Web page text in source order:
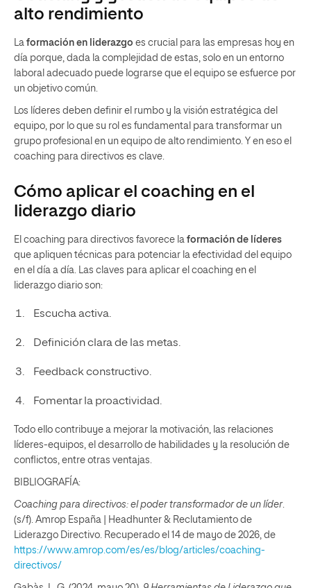
alto rendimiento
La formación en liderazgo es crucial para las empresas hoy en
día porque, dada la complejidad de estas, solo en un entorno
laboral adecuado puede lograrse que el equipo se esfuerce por
un objetivo común.
Los líderes deben definir el rumbo y la visión estratégica del
equipo, por lo que su rol es fundamental para transformar un
grupo profesional en un equipo de alto rendimiento. Y en eso el
coaching para directivos es clave.
Cómo aplicar el coaching en el
liderazgo diario
El coaching para directivos favorece la formación de líderes
que apliquen técnicas para potenciar la efectividad del equipo
en el día a día. Las claves para aplicar el coaching en el
liderazgo diario son:
Escucha activa.
Definición clara de las metas.
Feedback constructivo.
Fomentar la proactividad.
Todo ello contribuye a mejorar la motivación, las relaciones
líderes-equipos, el desarrollo de habilidades y la resolución de
conflictos, entre otras ventajas.
BIBLIOGRAFÍA:
Coaching para directivos: el poder transformador de un líder.
(s/f). Amrop España | Headhunter & Reclutamiento de
Liderazgo Directivo. Recuperado el 14 de mayo de 2026, de
https://www.amrop.com/es/es/blog/articles/coaching-
directivos/